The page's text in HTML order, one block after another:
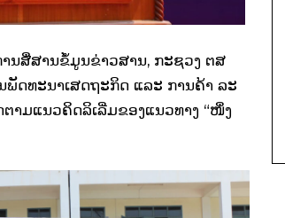
ນສື່ສານຂໍ້ມູນຂ່າວສານ, ກະຊວງ ຕສ
ດທະນາເສດຖະກິດ ແລະ ການຄ້າ ລະ
າມແນວຄິດລິເລີ່ມຂອງແນວທາງ “ໜຶ່ງ